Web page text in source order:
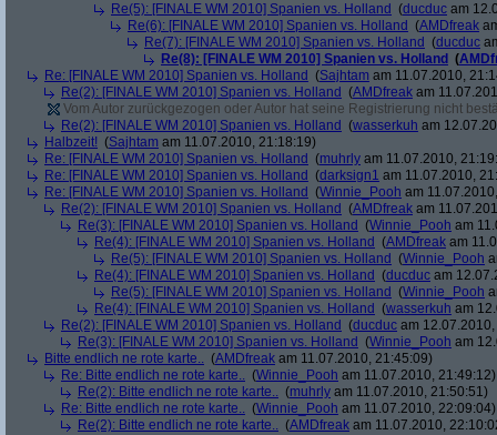
Re(5): [FINALE WM 2010] Spanien vs. Holland (ducduc am
Re(6): [FINALE WM 2010] Spanien vs. Holland (AMDfreak
Re(7): [FINALE WM 2010] Spanien vs. Holland (ducduc
Re(8): [FINALE WM 2010] Spanien vs. Holland (
Re: [FINALE WM 2010] Spanien vs. Holland (Sajhtam am 11.07.2010,
Re(2): [FINALE WM 2010] Spanien vs. Holland (AMDfreak am
Vom Autor zurückgezogen oder Autor hat seine Registrierung nicht
Re(2): [FINALE WM 2010] Spanien vs. Holland (wasserkuh am
Halbzeit! (Sajhtam am 11.07.2010, 21:18:19)
Re: [FINALE WM 2010] Spanien vs. Holland (muhrly am 11.07.2010,
Re: [FINALE WM 2010] Spanien vs. Holland (darksign1 am 11.07.2010,
Re: [FINALE WM 2010] Spanien vs. Holland (Winnie_Pooh am
Re(2): [FINALE WM 2010] Spanien vs. Holland (AMDfreak am
Re(3): [FINALE WM 2010] Spanien vs. Holland (Winnie_Pooh am
Re(4): [FINALE WM 2010] Spanien vs. Holland (AMDfreak am
Re(5): [FINALE WM 2010] Spanien vs. Holland (Winnie_Pooh
Re(4): [FINALE WM 2010] Spanien vs. Holland (ducduc am
Re(5): [FINALE WM 2010] Spanien vs. Holland (Winnie_Pooh
Re(4): [FINALE WM 2010] Spanien vs. Holland (wasserkuh am
Re(2): [FINALE WM 2010] Spanien vs. Holland (ducduc am
Re(3): [FINALE WM 2010] Spanien vs. Holland (Winnie_Pooh am
Bitte endlich ne rote karte.. (AMDfreak am 11.07.2010, 21:45:09)
Re: Bitte endlich ne rote karte.. (Winnie_Pooh am 11.07.2010, 21:49:12)
Re(2): Bitte endlich ne rote karte.. (muhrly am 11.07.2010, 21:50:51)
Re: Bitte endlich ne rote karte.. (Winnie_Pooh am 11.07.2010, 22:09:04)
Re(2): Bitte endlich ne rote karte.. (AMDfreak am 11.07.2010,